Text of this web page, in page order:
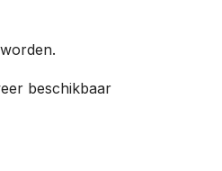
beschikbaar